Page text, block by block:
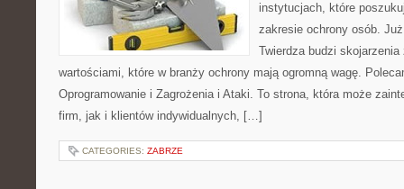
instytucjach, które
zakresie ochrony osób.
Twierdza budzi
wartościami, które w branży ochrony mają ogromną wagę.
Oprogramowanie i Zagrożenia i Ataki. To strona, która może
firm, jak i klientów indywidualnych, […]
CATEGORIES: ZABRZE